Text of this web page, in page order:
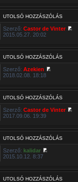
UTOLSÓ HOZZÁSZÓLÁS
Szerző:Castor de Vinter
2015.05.27. 20:02
UTOLSÓ HOZZÁSZÓLÁS
Szerző:Azekien
2018.02.08. 18:18
UTOLSÓ HOZZÁSZÓLÁS
Szerző:Castor de Vinter
2017.09.06. 19:39
UTOLSÓ HOZZÁSZÓLÁS
Szerző: kalidar
2015.10.12. 8:37
UTOLSÓ HOZZÁSZÓLÁS